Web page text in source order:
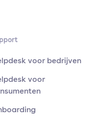
voor bedrijven
voor